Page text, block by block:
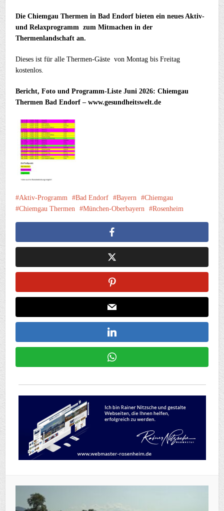
Die Chiemgau Thermen in Bad Endorf bieten ein neues Aktiv-
und Relaxprogramm zum Mitmachen in der
Thermenlandschaft an.
Dieses ist für alle Thermen-Gäste von Montag bis Freitag
kostenlos.
Bericht, Foto und Programm-Liste Juni 2026: Chiemgau
Thermen Bad Endorf – www.gesundheitswelt.de
Aktiv-Programm Bad Endorf Bayern
Chiemgau
Chiemgau Thermen
München-Oberbayern Rosenheim